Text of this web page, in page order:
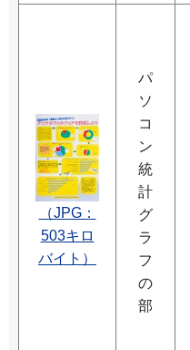
（JPG：
503キロ
バイト）
パ
ソ
コ
ン
統
計
グ
ラ
フ
の
部